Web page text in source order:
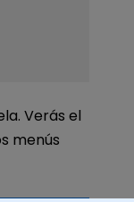
Verás el
menús